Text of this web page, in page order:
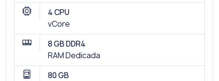
4 CPU
vCore
8 GB DDR4
RAM Dedicada
80 GB